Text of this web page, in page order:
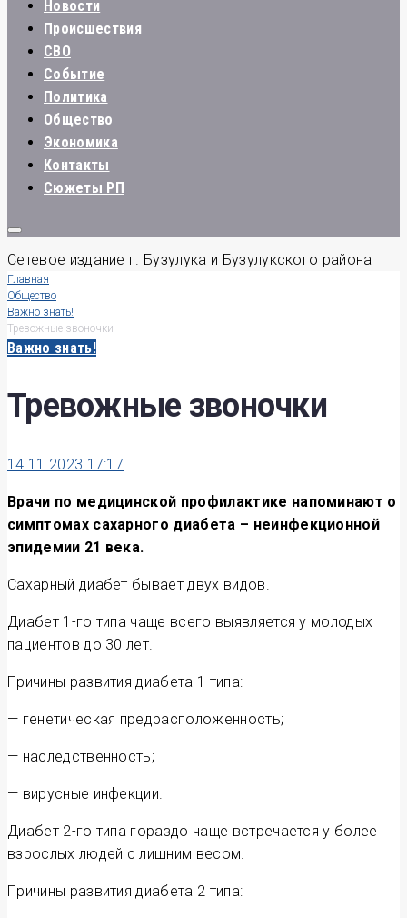
Новости
Происшествия
СВО
Событие
Политика
Общество
Экономика
Контакты
Сюжеты РП
Сетевое издание г. Бузулука и Бузулукского района
Главная
Общество
Важно знать!
Тревожные звоночки
Важно знать!
Тревожные звоночки
14.11.2023 17:17
Врачи по медицинской профилактике напоминают о
симптомах сахарного диабета – неинфекционной
эпидемии 21 века.
Сахарный диабет бывает двух видов.
Диабет 1-го типа чаще всего выявляется у молодых
пациентов до 30 лет.
Причины развития диабета 1 типа:
— генетическая предрасположенность;
— наследственность;
— вирусные инфекции.
Диабет 2-го типа гораздо чаще встречается у более
взрослых людей с лишним весом.
Причины развития диабета 2 типа: